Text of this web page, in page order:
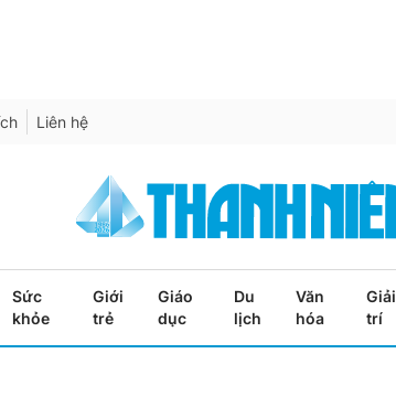
Liên hệ
Sức
khỏe
Giới
trẻ
Giáo
dục
Du
lịch
Văn
hóa
Giải
trí